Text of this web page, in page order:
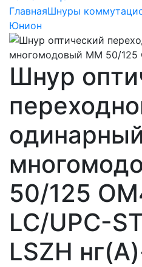
ГлавнаяШнуры
Юнион
Шнур
50/125
LC/UPC-
LSZH